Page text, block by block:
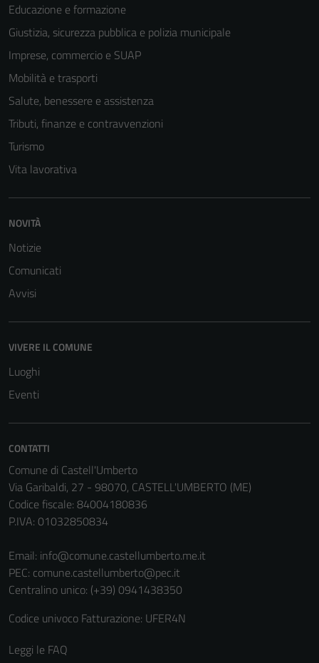
Educazione e formazione
Giustizia, sicurezza pubblica e polizia municipale
Imprese, commercio e SUAP
Mobilità e trasporti
Salute, benessere e assistenza
Tributi, finanze e contravvenzioni
Turismo
Vita lavorativa
NOVITÀ
Notizie
Comunicati
Avvisi
VIVERE IL COMUNE
Luoghi
Eventi
CONTATTI
Comune di Castell'Umberto
Via Garibaldi, 27 - 98070, CASTELL'UMBERTO (ME)
Codice fiscale: 84004180836
P.IVA: 01032850834
Email: info@comune.castellumberto.me.it
PEC: comune.castellumberto@pec.it
Centralino unico: (+39) 0941438350
Codice univoco Fatturazione: UFER4N
Leggi le FAQ
possono